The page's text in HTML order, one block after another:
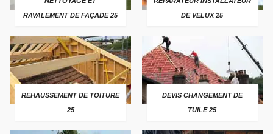
RAVALEMENT DE FAÇADE 25
DE VELUX 25
REHAUSSEMENT DE TOITURE
25
DEVIS CHANGEMENT DE
TUILE 25